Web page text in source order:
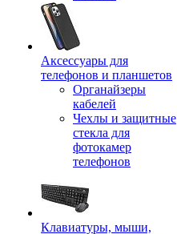
Аксессуары для
телефонов и планшетов
Органайзеры
кабелей
Чехлы и защитные
стекла для
фотокамер
телефонов
Клавиатуры, мыши,